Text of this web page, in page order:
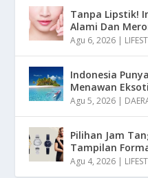
Tanpa Lipstik!
Alami Dan
Agu 6, 2026 |
Indonesia
Menawan
Agu 5, 2026 |
Pilihan Jam
Tampilan
Agu 4, 2026 |